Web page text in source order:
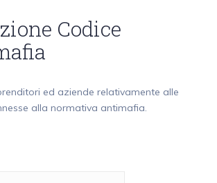
Codice
ed aziende relativamente alle
alla normativa antimafia.